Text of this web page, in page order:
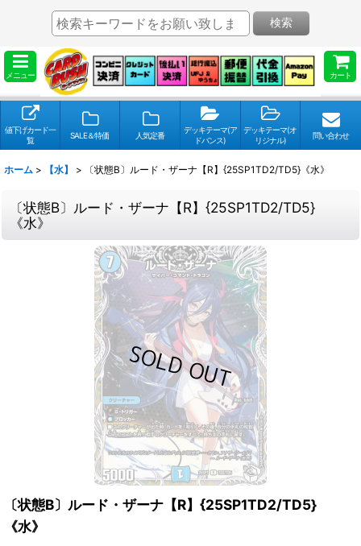
メニュー カート
検索
値下げカード一
覧
SALE＆特価 人気定番
デッキテーマ(ア
ドバンス)
デッキテーマ(オ
リジナル)
問い合わせ
ホーム > 【水】 > 〔状態B〕ルード・ザーナ【R】{25SP1TD2/TD5}《水》
〔状態B〕ルード・ザーナ【R】{25SP1TD2/TD5}
《水》
〔状態B〕ルード・ザーナ【R】{25SP1TD2/TD5}
《水》